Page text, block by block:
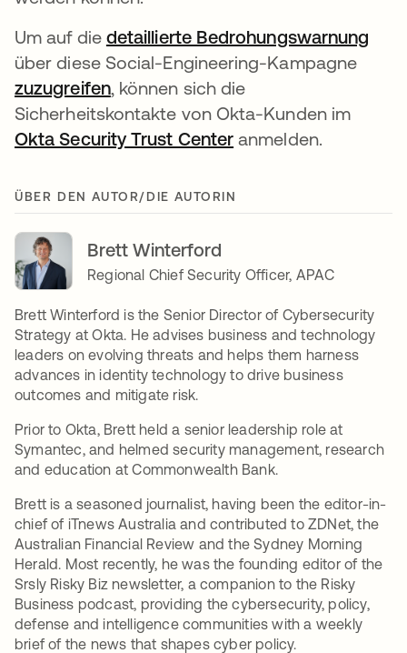
Um auf die detaillierte Bedrohungswarnung
über diese Social-Engineering-Kampagne
zuzugreifen, können sich die
Sicherheitskontakte von Okta-Kunden im
Okta Security Trust Center anmelden.
ÜBER DEN AUTOR/DIE AUTORIN
Brett Winterford
Regional Chief Security Officer, APAC
Brett Winterford is the Senior Director of Cybersecurity
Strategy at Okta. He advises business and technology
leaders on evolving threats and helps them harness
advances in identity technology to drive business
outcomes and mitigate risk.
Prior to Okta, Brett held a senior leadership role at
Symantec, and helmed security management, research
and education at Commonwealth Bank.
Brett is a seasoned journalist, having been the editor-in-
chief of iTnews Australia and contributed to ZDNet, the
Australian Financial Review and the Sydney Morning
Herald. Most recently, he was the founding editor of the
Srsly Risky Biz newsletter, a companion to the Risky
Business podcast, providing the cybersecurity, policy,
defense and intelligence communities with a weekly
brief of the news that shapes cyber policy.